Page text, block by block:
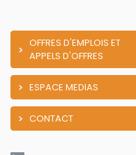
OFFRES D'EMPLOIS ET
APPELS D'OFFRES
ESPACE MEDIAS
CONTACT